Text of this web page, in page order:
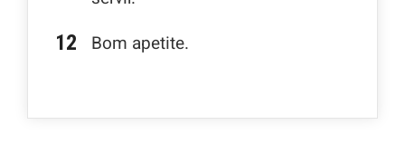
Bom apetite.